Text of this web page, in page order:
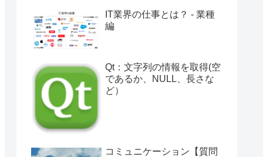
IT業界の仕事とは？ - 業種
編
Qt：文字列の情報を取得(空
であるか、NULL、長さな
ど）
コミュニケーション【質問